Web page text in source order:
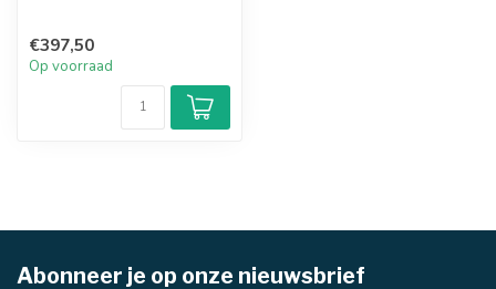
€397,50
Op voorraad
Abonneer je op onze nieuwsbrief